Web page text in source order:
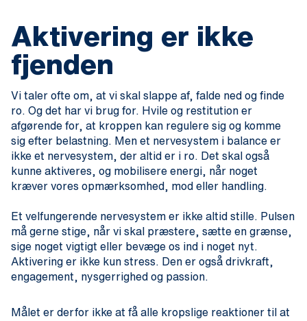
Aktivering er ikke
fjenden
Vi taler ofte om, at vi skal slappe af, falde ned og finde
ro. Og det har vi brug for. Hvile og restitution er
afgørende for, at kroppen kan regulere sig og komme
sig efter belastning. Men et nervesystem i balance er
ikke et nervesystem, der altid er i ro. Det skal også
kunne aktiveres, og mobilisere energi, når noget
kræver vores opmærksomhed, mod eller handling.
Et velfungerende nervesystem er ikke altid stille. Pulsen
må gerne stige, når vi skal præstere, sætte en grænse,
sige noget vigtigt eller bevæge os ind i noget nyt.
Aktivering er ikke kun stress. Den er også drivkraft,
engagement, nysgerrighed og passion.
Målet er derfor ikke at få alle kropslige reaktioner til at